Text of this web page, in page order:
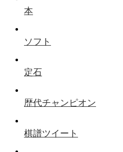
本
ソフト
定石
歴代チャンピオン
棋譜ツイート